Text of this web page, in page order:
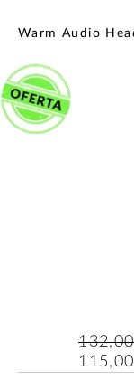
Warm Audio